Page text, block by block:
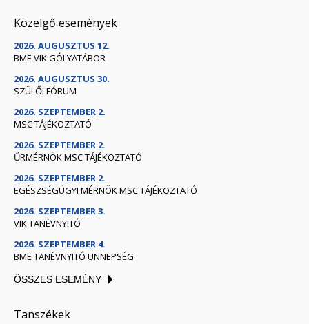
Közelgő események
2026. AUGUSZTUS 12.
BME VIK GÓLYATÁBOR
2026. AUGUSZTUS 30.
SZÜLŐI FÓRUM
2026. SZEPTEMBER 2.
MSC TÁJÉKOZTATÓ
2026. SZEPTEMBER 2.
ŰRMÉRNÖK MSC TÁJÉKOZTATÓ
2026. SZEPTEMBER 2.
EGÉSZSÉGÜGYI MÉRNÖK MSC TÁJÉKOZTATÓ
2026. SZEPTEMBER 3.
VIK TANÉVNYITÓ
2026. SZEPTEMBER 4.
BME TANÉVNYITÓ ÜNNEPSÉG
ÖSSZES ESEMÉNY
Tanszékek